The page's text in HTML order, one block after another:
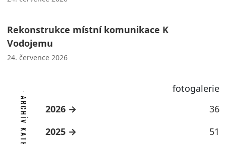
Rekonstrukce místní komunikace K
Vodojemu
24. července 2026
fotogalerie
2026
36
2025
51